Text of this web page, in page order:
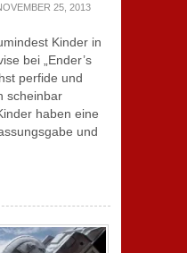
25, 2013
Kinder in
bei „Ender’s
perfide und
scheinbar
haben eine
und